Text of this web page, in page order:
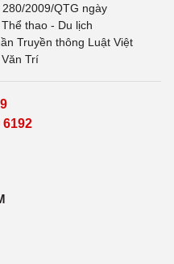
2009/QTG ngày
thao - Du lịch
Truyền thông Luật Việt
Trí
6192